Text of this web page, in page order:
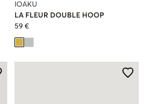
IOAKU
LA FLEUR DOUBLE HOOP
59 €